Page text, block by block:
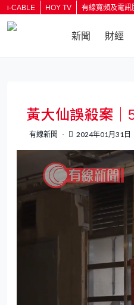
i-CABLE HOY TV 有線寬頻及電訊
新聞 財經
黃大仙誤殺案
有線新聞 2024年01月31日